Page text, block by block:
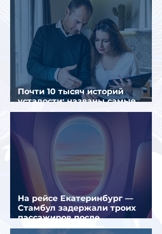
Почти 10 тысяч историй
усталости: названы самые
уставшие россияне
На рейсе Екатеринбург —
Стамбул задержали троих
пассажиров после
предполагаемой серии краж